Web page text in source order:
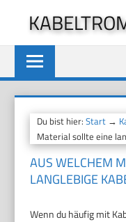
springen
Du bist hier:Start →
Material sollte eine
AUS WELCHEM
LANGLEBIGE
Wenn du häufig mit